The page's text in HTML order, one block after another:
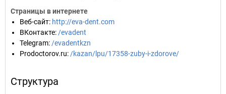
Страницы в интернете
Веб-сайт: http://eva-dent.com
ВКонтакте: /evadent
Telegram: /evadentkzn
Prodoctorov.ru: /kazan/lpu/17358-zuby-i-zdorove/
Структура